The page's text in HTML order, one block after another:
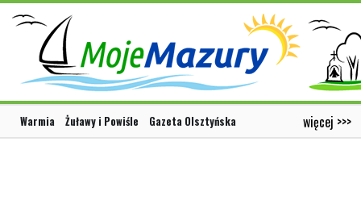
Warmia Żuławy i Powiśle Gazeta Olsztyńska więcej >>>